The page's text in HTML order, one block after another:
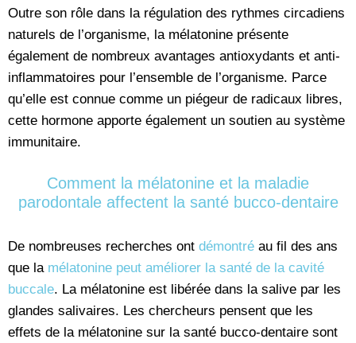
Outre son rôle dans la régulation des rythmes circadiens
naturels de l’organisme, la mélatonine présente
également de nombreux avantages antioxydants et anti-
inflammatoires pour l’ensemble de l’organisme. Parce
qu’elle est connue comme un piégeur de radicaux libres,
cette hormone apporte également un soutien au système
immunitaire.
Comment la mélatonine et la maladie
parodontale affectent la santé bucco-dentaire
De nombreuses recherches ont démontré au fil des ans
que la mélatonine peut améliorer la santé de la cavité
buccale. La mélatonine est libérée dans la salive par les
glandes salivaires. Les chercheurs pensent que les
effets de la mélatonine sur la santé bucco-dentaire sont